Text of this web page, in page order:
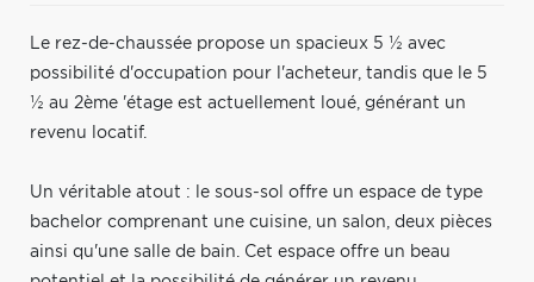
Le rez-de-chaussée propose un spacieux 5 ½ avec
possibilité d'occupation pour l'acheteur, tandis que le 5
½ au 2ème 'étage est actuellement loué, générant un
revenu locatif.
Un véritable atout : le sous-sol offre un espace de type
bachelor comprenant une cuisine, un salon, deux pièces
ainsi qu'une salle de bain. Cet espace offre un beau